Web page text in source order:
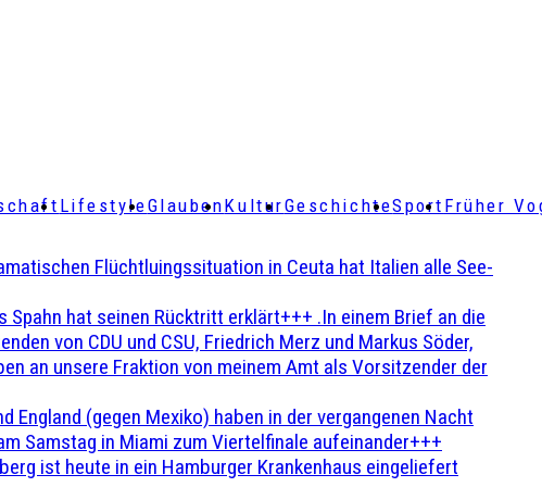
LifestyleGlaubenKulturGeschichteSport Früher
Flüchtluingssituation in Ceuta hat Italien alle See-
Spahn hat seinen Rücktritt erklärt+++ .In einem Brief an die
von CDU und CSU, Friedrich Merz und Markus Söder,
an unsere Fraktion von meinem Amt als Vorsitzender der
England (gegen Mexiko) haben in der vergangenen Nacht
Samstag in Miami zum Viertelfinale aufeinander+++
ist heute in ein Hamburger Krankenhaus eingeliefert